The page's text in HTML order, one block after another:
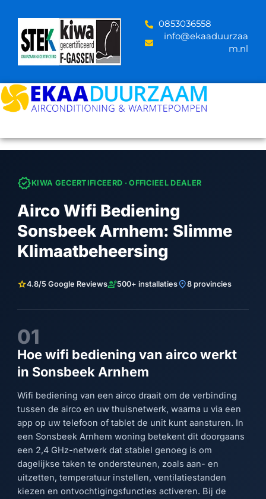
content
‪0853036558
info@ekaaduurzaa
m.nl
verifiedKIWA GECERTIFICEERD · OFFICIEEL DEALER
Airco Wifi Bediening
Sonsbeek Arnhem: Slimme
Klimaatbeheersing
star4.8/5 Google Reviewsengineering500+ installatieslocation_on8 provincies
01
Hoe wifi bediening van airco werkt
in Sonsbeek Arnhem
Wifi bediening van een airco draait om de verbinding
tussen de airco en uw thuisnetwerk, waarna u via een
app op uw telefoon of tablet de unit kunt aansturen. In
een Sonsbeek Arnhem woning betekent dit doorgaans
een 2,4 GHz-netwerk dat stabiel genoeg is om
dagelijkse taken te ondersteunen, zoals aan- en
uitzetten, temperatuur instellen, ventilatiestanden
kiezen en ontvochtigingsfuncties activeren. Bij de